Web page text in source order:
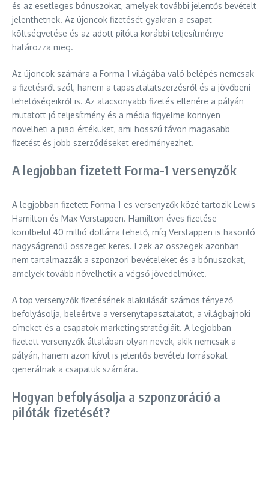
és az esetleges bónuszokat, amelyek további jelentős bevételt
jelenthetnek. Az újoncok fizetését gyakran a csapat
költségvetése és az adott pilóta korábbi teljesítménye
határozza meg.
Az újoncok számára a Forma-1 világába való belépés nemcsak
a fizetésről szól, hanem a tapasztalatszerzésről és a jövőbeni
lehetőségeikről is. Az alacsonyabb fizetés ellenére a pályán
mutatott jó teljesítmény és a média figyelme könnyen
növelheti a piaci értéküket, ami hosszú távon magasabb
fizetést és jobb szerződéseket eredményezhet.
A legjobban fizetett Forma-1 versenyzők
A legjobban fizetett Forma-1-es versenyzők közé tartozik Lewis
Hamilton és Max Verstappen. Hamilton éves fizetése
körülbelül 40 millió dollárra tehető, míg Verstappen is hasonló
nagyságrendű összeget keres. Ezek az összegek azonban
nem tartalmazzák a szponzori bevételeket és a bónuszokat,
amelyek tovább növelhetik a végső jövedelmüket.
A top versenyzők fizetésének alakulását számos tényező
befolyásolja, beleértve a versenytapasztalatot, a világbajnoki
címeket és a csapatok marketingstratégiáit. A legjobban
fizetett versenyzők általában olyan nevek, akik nemcsak a
pályán, hanem azon kívül is jelentős bevételi forrásokat
generálnak a csapatuk számára.
Hogyan befolyásolja a szponzoráció a
pilóták fizetését?